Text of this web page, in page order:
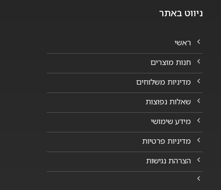
ניווט באתר
ראשי
חנות מוצרים
מדיניות משלוחים
שאלות נפוצות
מידע שימושי
מדיניות פרטיות
הצרהת נגישות